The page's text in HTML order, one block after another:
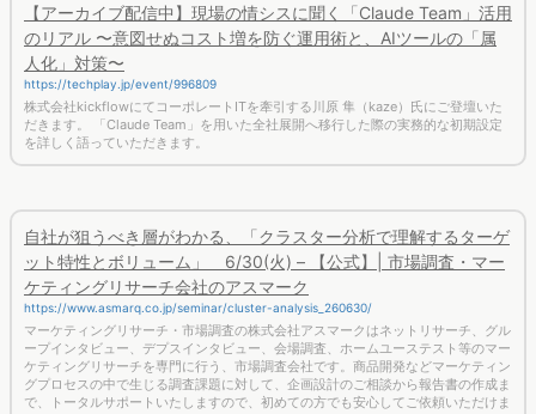
のリアル 〜意図せぬコスト増を防ぐ運用術と、AIツールの「属
人化」対策〜
https://techplay.jp/event/996809
株式会社kickflowにてコーポレートITを牽引する川原 隼（kaze）氏にご登壇いた
だきます。 「Claude Team」を用いた全社展開へ移行した際の実務的な初期設定
を詳しく語っていただきます。
ット特性とボリューム」 6/30(火) – 【公式】| 市場調査・マー
ケティングリサーチ会社のアスマーク
https://www.asmarq.co.jp/seminar/cluster-analysis_260630/
マーケティングリサーチ・市場調査の株式会社アスマークはネットリサーチ、グル
ープインタビュー、デプスインタビュー、会場調査、ホームユーステスト等のマー
ケティングリサーチを専門に行う、市場調査会社です。商品開発などマーケティン
グプロセスの中で生じる調査課題に対して、企画設計のご相談から報告書の作成ま
で、トータルサポートいたしますので、初めての方でも安心してご依頼いただけま
す。